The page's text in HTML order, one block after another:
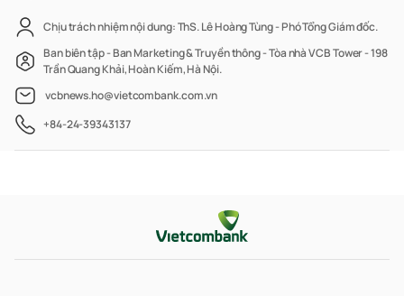
Chịu trách nhiệm nội dung: ThS. Lê Hoàng Tùng - Phó Tổng Giám đốc.
Ban biên tập - Ban Marketing & Truyền thông - Tòa nhà VCB Tower - 198
Trần Quang Khải, Hoàn Kiếm, Hà Nội.
vcbnews.ho@vietcombank.com.vn
+84-24-39343137